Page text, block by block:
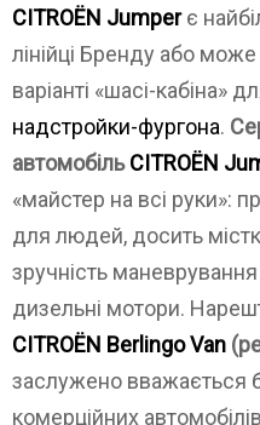
CITROЁN Jumperє
лінійці Бренду або
варіанті «шасі-кабіна»
надстройки-фургона.
автомобільCITROЁN
«майстер на всі руки»:
для людей, досить
зручність маневрування
дизельні мотори.
CITROЁN Berlingo Van
заслужено вважається
комерційних